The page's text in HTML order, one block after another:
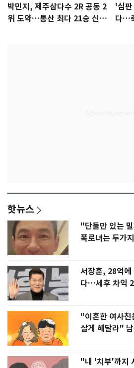
박민지, 제주삼다수 2R 공동 2
위 도약…통산 최다 21승 신기
'심
다…
핫뉴스
"단둘만 있는
폭로녀는 두가
서장훈, 28억에
다…세후 차익
"이혼한 여사
살게 해달라"
"내 '치부'까지